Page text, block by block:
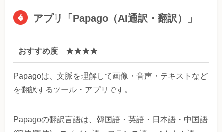
アプリ「Papago（AI通訳・翻訳）」
おすすめ度 ★★★★
Papagoは、文脈を理解して画像・音声・テキストなど
を翻訳するツール・アプリです。
Papagoの翻訳言語は、韓国語・英語・日本語・中国語